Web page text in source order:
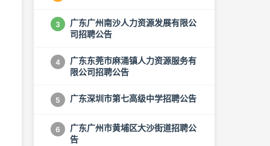
3
广东广州南沙人力资源发展有限公
司招聘公告
4
广东东莞市麻涌镇人力资源服务有
限公司招聘公告
5 广东深圳市第七高级中学招聘公告
6
广东广州市黄埔区大沙街道招聘公
告